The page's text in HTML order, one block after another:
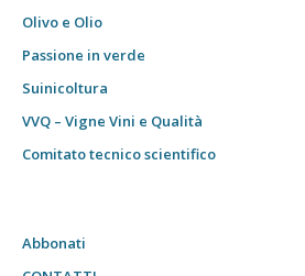
Olivo e Olio
Passione in verde
Suinicoltura
VVQ – Vigne Vini e Qualità
Comitato tecnico scientifico
Abbonati